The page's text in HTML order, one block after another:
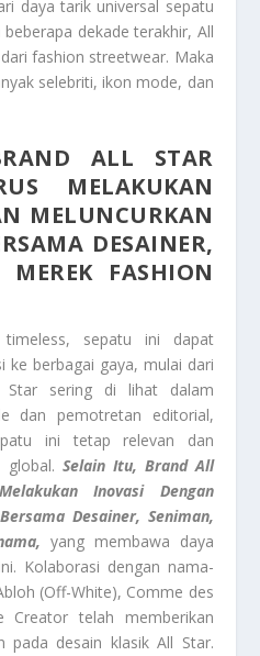
daya tarik universal sepatu
dekade terakhir, All
fashion streetwear. Maka
selebriti, ikon mode, dan
ALL STAR
MELAKUKAN
MELUNCURKAN
DESAINER,
FASHION
sepatu ini dapat
ke berbagai gaya, mulai dari
Star sering di lihat dalam
dan pemotretan editorial,
ini tetap relevan dan
Selain Itu, Brand All
Inovasi Dengan
Desainer, Seniman,
yang membawa daya
Kolaborasi dengan nama-
(Off-White), Comme des
Creator telah memberikan
pada desain klasik All Star.